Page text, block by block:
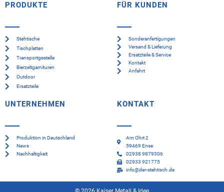
PRODUKTE
Stehtische
Tischplatten
Transportgestelle
Bierzeltgarnituren
Outdoor
Ersatzteile
FÜR KUNDEN
Sonderanfertigungen
Versand & Lieferung
Ersatzteile & Service
Kontakt
Anfahrt
UNTERNEHMEN
Produktion in Deutschland
News
Nachhaltigkeit
KONTAKT
Am Ohrt 2
59469 Ense
02938 9879306
02933 921775
info@der-stehtisch.de